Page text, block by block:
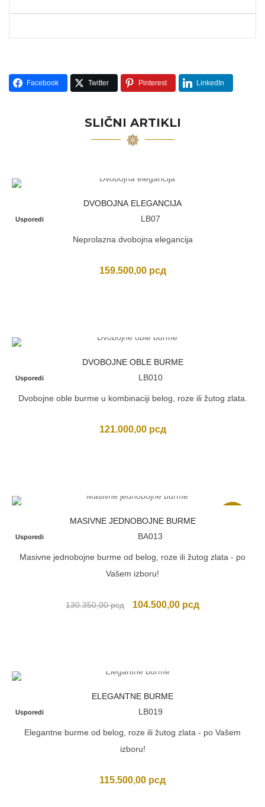
Facebook Twitter Pinterest LinkedIn
SLIČNI ARTIKLI
DVOBOJNA ELEGANCIJA
Usporedi LB07
Neprolazna dvobojna elegancija
159.500,00 рсд
DVOBOJNE OBLE BURME
Usporedi LB010
Dvobojne oble burme u kombinaciji belog, roze ili žutog zlata.
121.000,00 рсд
MASIVNE JEDNOBOJNE BURME
Usporedi BA013
Masivne jednobojne burme od belog, roze ili žutog zlata - po
Vašem izboru!
130.350,00рсд
Originalna
104.500,00 рсд
ELEGANTNE BURME
Usporedi LB019
Elegantne burme od belog, roze ili žutog zlata - po Vašem
izboru!
115.500,00 рсд